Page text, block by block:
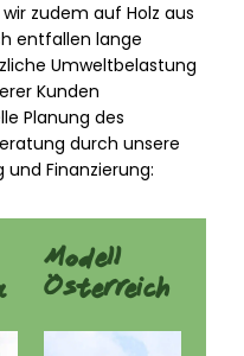
zudem auf Holz aus
entfallen lange
Umweltbelastung
Kunden
Planung des
durch unsere
Finanzierung:
Modell
Österreich